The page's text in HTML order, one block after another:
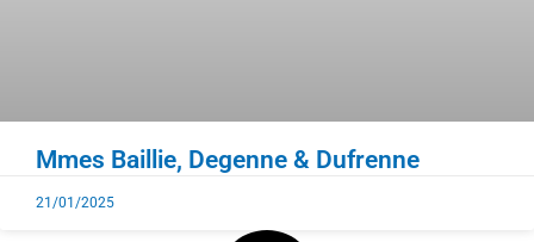
Mmes Baillie, Degenne & Dufrenne
21/01/2025